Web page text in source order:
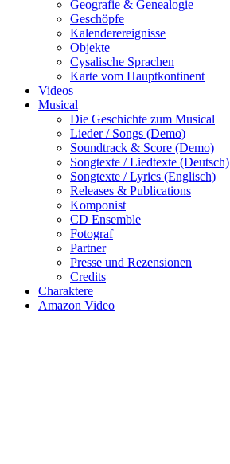
Geografie & Genealogie
Geschöpfe
Kalenderereignisse
Objekte
Cysalische Sprachen
Karte vom Hauptkontinent
Videos
Musical
Die Geschichte zum Musical
Lieder / Songs (Demo)
Soundtrack & Score (Demo)
Songtexte / Liedtexte (Deutsch)
Songtexte / Lyrics (Englisch)
Releases & Publications
Komponist
CD Ensemble
Fotograf
Partner
Presse und Rezensionen
Credits
Charaktere
Amazon Video